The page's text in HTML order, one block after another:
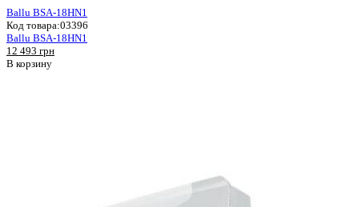
Ballu BSA-18HN1
Код товара:03396
Ballu BSA-18HN1
12 493 грн
В корзину